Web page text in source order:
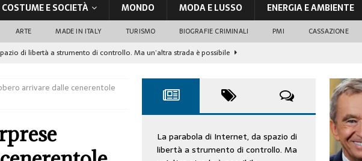
COSTUME E SOCIETÀ MONDO MODA E LUSSO ENERGIA E AMBIENTE
ARTE MADE IN ITALY TURISMO BIOGRAFIE CRIMINALI PMI CASSAZIONE
di libertà a strumento di controllo. Ma un’altra strada è possibile
un attore al di sopra di ogni sospetto
CINEMA
aziendale è in crescita, per prevenirla bisogna cogliere i segnali deboli”
arrivare dalle cenerentole
La parabola di Internet, da spazio di
libertà a strumento di controllo. Ma